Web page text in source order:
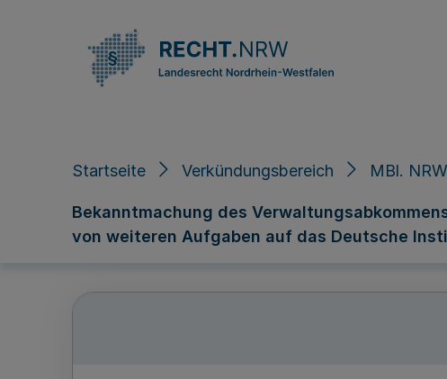
Startseite Verkündungsbereich MBl.
Bekanntmachung des
von weiteren Aufgaben auf das Deutsche